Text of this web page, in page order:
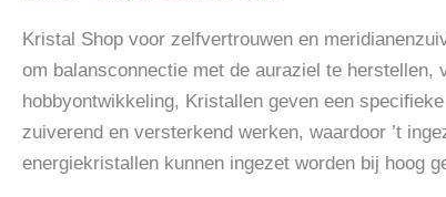
Kristal Shop voor zelfvertrouwen en
om balansconnectie met de auraziel te herstellen,
hobbyontwikkeling, Kristallen geven een
zuiverend en versterkend werken, waardoor ’t
energiekristallen kunnen ingezet worden bij hoog
meridianenzuivering,
kristallen
kunnen
ook
ingezet